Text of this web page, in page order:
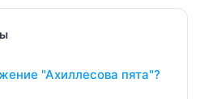
"Ахиллесова пята"?